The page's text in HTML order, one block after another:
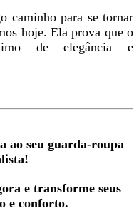
caminho para se tornar
hoje. Ela prova que o
de elegância e
ao seu guarda-roupa
e transforme seus
e conforto.